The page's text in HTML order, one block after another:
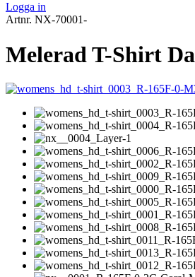
Logga in
Artnr. NX-70001-
Melerad T-Shirt